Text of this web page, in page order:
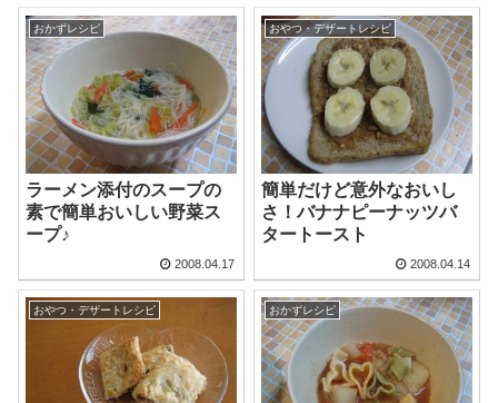
おかずレシピ
ラーメン添付のスープの
素で簡単おいしい野菜ス
ープ♪
2008.04.17
おやつ・デザートレシピ
簡単だけど意外なおいし
さ！バナナピーナッツバ
タートースト
2008.04.14
おやつ・デザートレシピ おかずレシピ